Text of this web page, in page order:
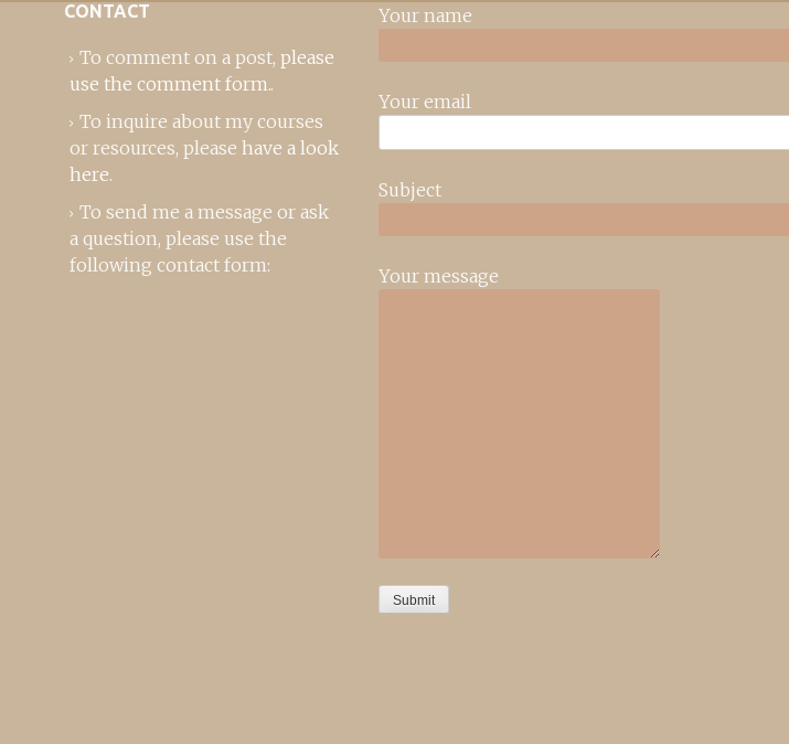
CONTACT
To comment on a post, please
use the comment form..
To inquire about my courses
or resources, please have a look
here.
To send me a message or ask
a question, please use the
following contact form:
Your name
Your email
Subject
Your message